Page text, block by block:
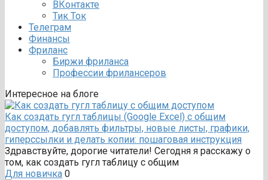
ВКонтакте
Тик Ток
Телеграм
Финансы
Фриланс
Биржи фриланса
Профессии фрилансеров
Интересное на блоге
Как создать гугл таблицы (Google Excel) с общим
доступом, добавлять фильтры, новые листы, графики,
гиперссылки и делать копии: пошаговая инструкция
Здравствуйте, дорогие читатели! Сегодня я расскажу о
том, как создать гугл таблицу с общим
Для новичка 0